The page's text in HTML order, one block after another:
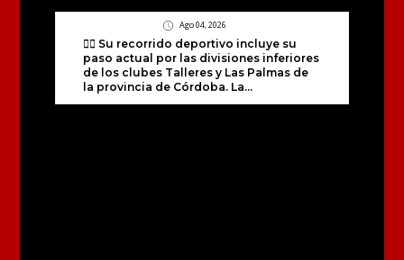
Ago 04, 2026
🏃‍♂️ Su recorrido deportivo incluye su
paso actual por las divisiones inferiores
de los clubes Talleres y Las Palmas de
la provincia de Córdoba. La...